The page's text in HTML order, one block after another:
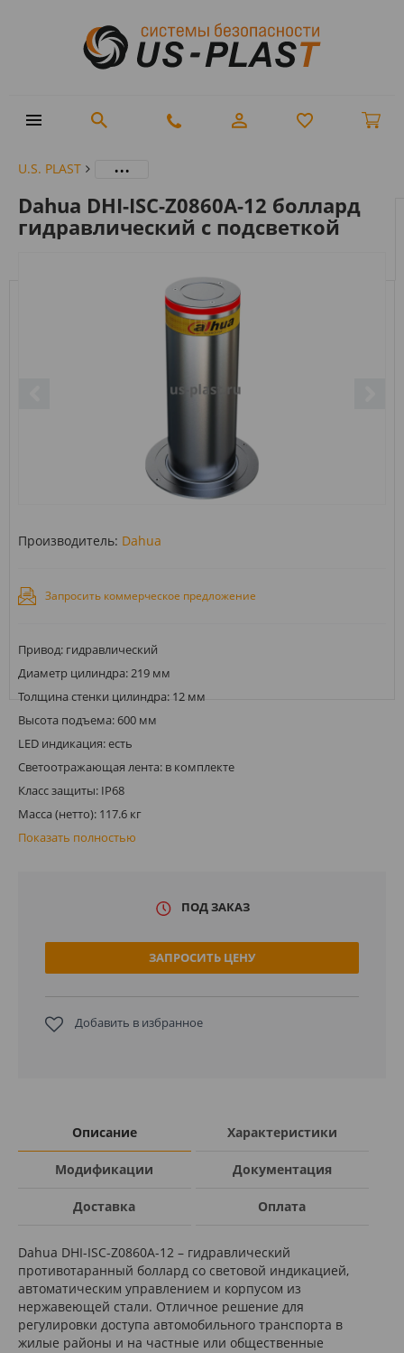
U.S. PLAST ...
Dahua DHI-ISC-Z0860A-12 боллард
гидравлический с подсветкой
Производитель: Dahua
Запросить коммерческое предложение
Привод: гидравлический
Диаметр цилиндра: 219 мм
Толщина стенки цилиндра: 12 мм
Высота подъема: 600 мм
LED индикация: есть
Светоотражающая лента: в комплекте
Класс защиты: IP68
Масса (нетто): 117.6 кг
Показать полностью
ПОД ЗАКАЗ
ЗАПРОСИТЬ ЦЕНУ
Добавить в избранное
Описание Характеристики
Модификации Документация
Доставка Оплата
Dahua DHI-ISC-Z0860A-12 – гидравлический
противотаранный боллард со световой индикацией,
автоматическим управлением и корпусом из
нержавеющей стали. Отличное решение для
регулировки доступа автомобильного транспорта в
жилые районы и на частные или общественные